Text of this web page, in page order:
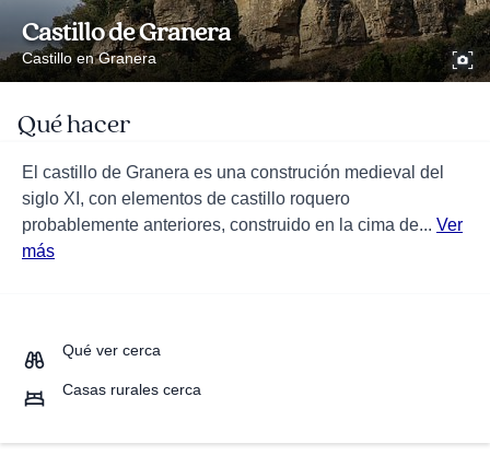
Castillo de Granera
Castillo en Granera
Qué hacer
El castillo de Granera es una construción medieval del
siglo XI, con elementos de castillo roquero
probablemente anteriores, construido en la cima de... Ver
más
Qué ver cerca
Casas rurales cerca